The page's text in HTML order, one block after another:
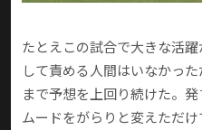
たとえこの試合で大きな活
して責める人間はいなかっ
まで予想を上回り続けた。
ムードをがらりと変えただ